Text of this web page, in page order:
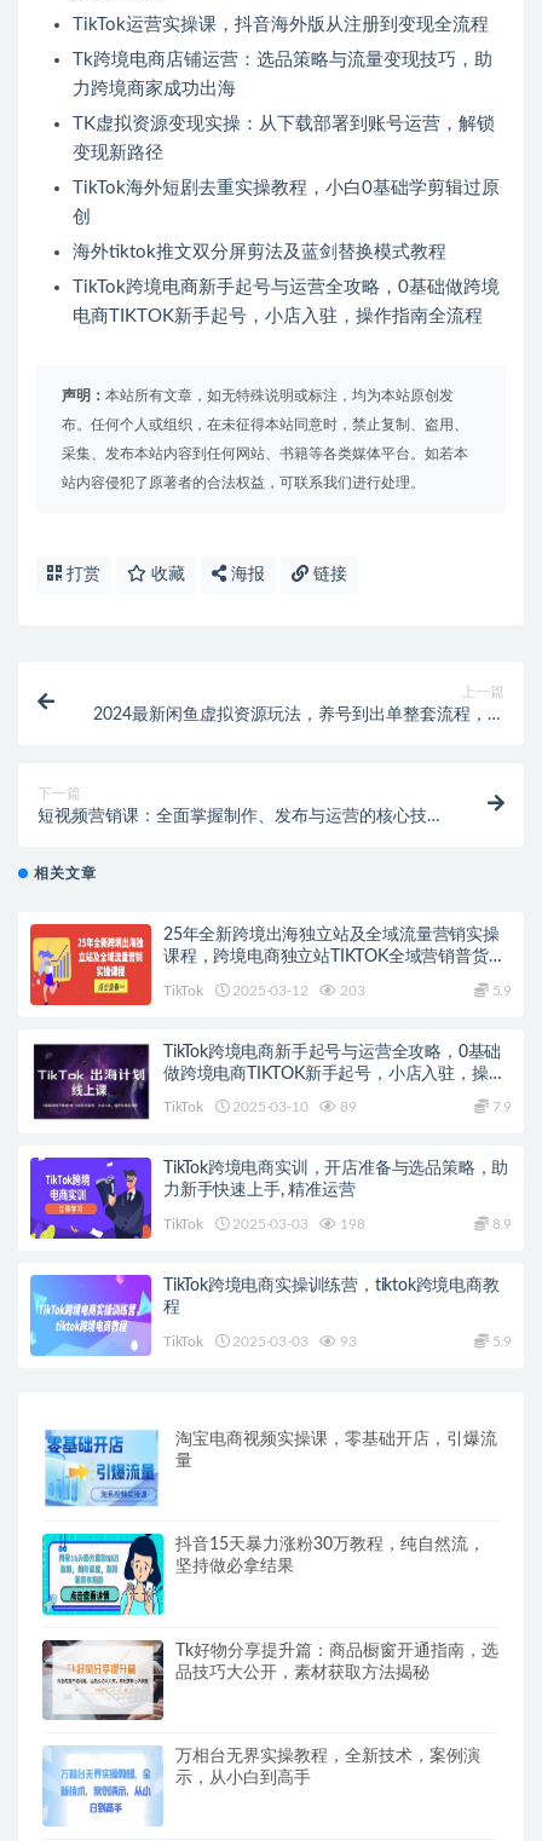
TikTok运营实操课，抖音海外版从注册到变现全流程
Tk跨境电商店铺运营：选品策略与流量变现技巧，助
力跨境商家成功出海
TK虚拟资源变现实操：从下载部署到账号运营，解锁
变现新路径
TikTok海外短剧去重实操教程，小白0基础学剪辑过原
创
海外tiktok推文双分屏剪法及蓝剑替换模式教程
TikTok跨境电商新手起号与运营全攻略，0基础做跨境
电商TIKTOK新手起号，小店入驻，操作指南全流程
声明： 本站所有文章，如无特殊说明或标注，均为本站原创发
布。任何个人或组织，在未征得本站同意时，禁止复制、盗用、
采集、发布本站内容到任何网站、书籍等各类媒体平台。如若本
站内容侵犯了原著者的合法权益，可联系我们进行处理。
打赏 收藏 海报 链接
上一篇
2024最新闲鱼虚拟资源玩法，养号到出单整套流程，多
下一篇
短视频营销课：全面掌握制作、发布与运营的核心技
相关文章
25年全新跨境出海独立站及全域流量营销实操
课程，跨境电商独立站TIKTOK全域营销普货特
TikTok 2025-03-12 203 5.9
TikTok跨境电商新手起号与运营全攻略，0基础
做跨境电商TIKTOK新手起号，小店入驻，操作
TikTok 2025-03-10 89 7.9
TikTok跨境电商实训，开店准备与选品策略，助
力新手快速上手, 精准运营
TikTok 2025-03-03 198 8.9
TikTok跨境电商实操训练营，tiktok跨境电商教
程
TikTok 2025-03-03 93 5.9
淘宝电商视频实操课，零基础开店，引爆流
量
抖音15天暴力涨粉30万教程，纯自然流，
坚持做必拿结果
Tk好物分享提升篇：商品橱窗开通指南，选
品技巧大公开，素材获取方法揭秘
万相台无界实操教程，全新技术，案例演
示，从小白到高手